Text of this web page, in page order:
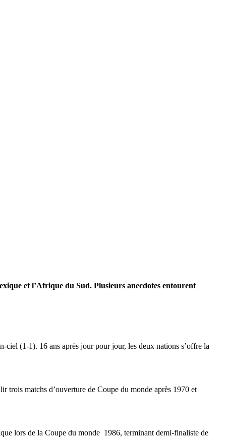
et l’Afrique du Sud. Plusieurs anecdotes entourent
(1-1). 16 ans après jour pour jour, les deux nations s’offre la
trois matchs d’ouverture de Coupe du monde après 1970 et
lors de la Coupe du monde 1986, terminant demi-finaliste de